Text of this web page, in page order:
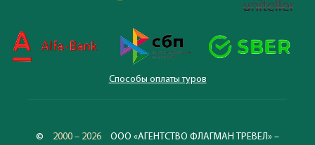
Способы оплаты туров
© 2000 – 2026 ООО «АГЕНТСТВО ФЛАГМАН ТРЕВЕЛ» –